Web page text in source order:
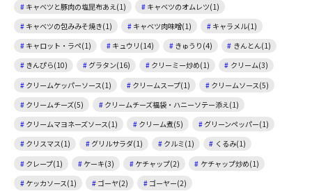
キャベツと豚肉の塩昆布あえ(1)
キャベツのオムレツ(1)
キャベツの包みみそ焼き(1)
キャベツ肉味噌(1)
キャラメル(1)
キャロット・ラペ(1)
キュウリ(14) きゅうり(4)
きんとん(1)
きんぴら(10)
グラタン(16) クリーミー炒め(1)
クリーム(3)
クリームケッパーソース(1)
クリームスープ(1)
クリームソース(5)
クリームチーズ(5)
クリームチーズ福袋・ハニーソテー添え(1)
クリームマヨネーズソース(1)
クリーム煮(5)
グリーンペッパー(1)
クリスマス(1)
グリルサラダ(1) クルミ(1)
くるみ(1)
クレープ(1)
ケーキ(3) ケチャップ(2)
ケチャップ炒め(1)
ケッカソース(1)
ゴーヤ(2)
ゴーヤー(2)